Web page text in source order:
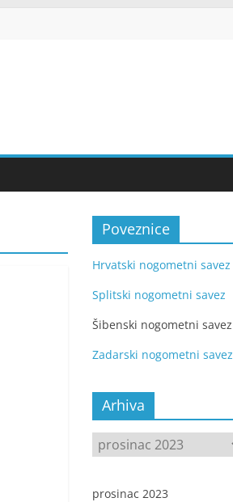
Poveznice
Hrvatski nogometni savez
Splitski nogometni savez
Šibenski nogometni savez
Zadarski nogometni savez
Arhiva
Arhiva
prosinac 2023